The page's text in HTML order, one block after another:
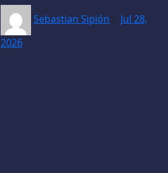
Sebastian Sipión
Jul 28,
2026